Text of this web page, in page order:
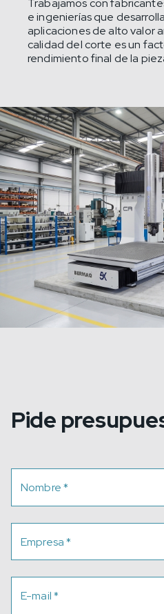
Trabajamos con
e ingenierías que
aplicaciones de alto valor
calidad del corte es un
rendimiento final de la
Pide
Nombre*
Empresa *
E-mail*